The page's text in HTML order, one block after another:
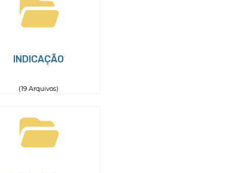
INDICAÇÃO
(19 Arquivos)